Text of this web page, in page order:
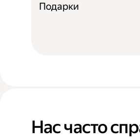
Подарки
Нас часто